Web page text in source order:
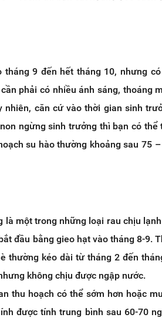
9 đến hết tháng 10, nhưng có
phải có nhiều ánh sáng, thoáng
nhiên, căn cứ vào thời gian sinh
ngừng sinh trưởng thì bạn có thể
su hào thường khoảng sau 75
là một trong những loại rau chịu
đầu bằng gieo hạt vào tháng 8-9.
thường kéo dài từ tháng 2 đến
không chịu được ngập nước.
thu hoạch có thể sớm hơn hoặc
được tính trung bình sau 60-70